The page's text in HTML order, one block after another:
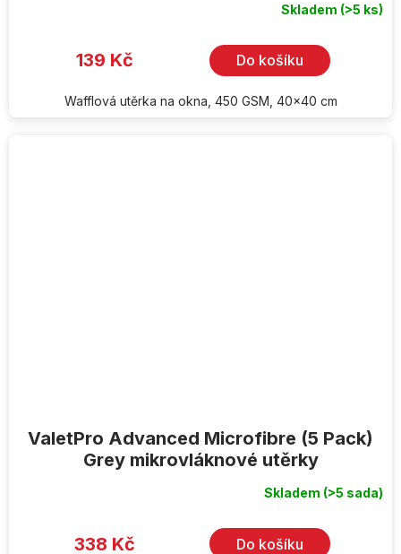
Skladem (>5 ks)
139 Kč Do košíku
Wafflová utěrka na okna, 450 GSM, 40x40 cm
ValetPro Advanced Microfibre (5 Pack)
Grey mikrovláknové utěrky
Skladem (>5 sada)
338 Kč Do košíku